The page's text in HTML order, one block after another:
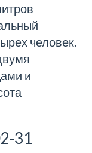
человек.
и
31